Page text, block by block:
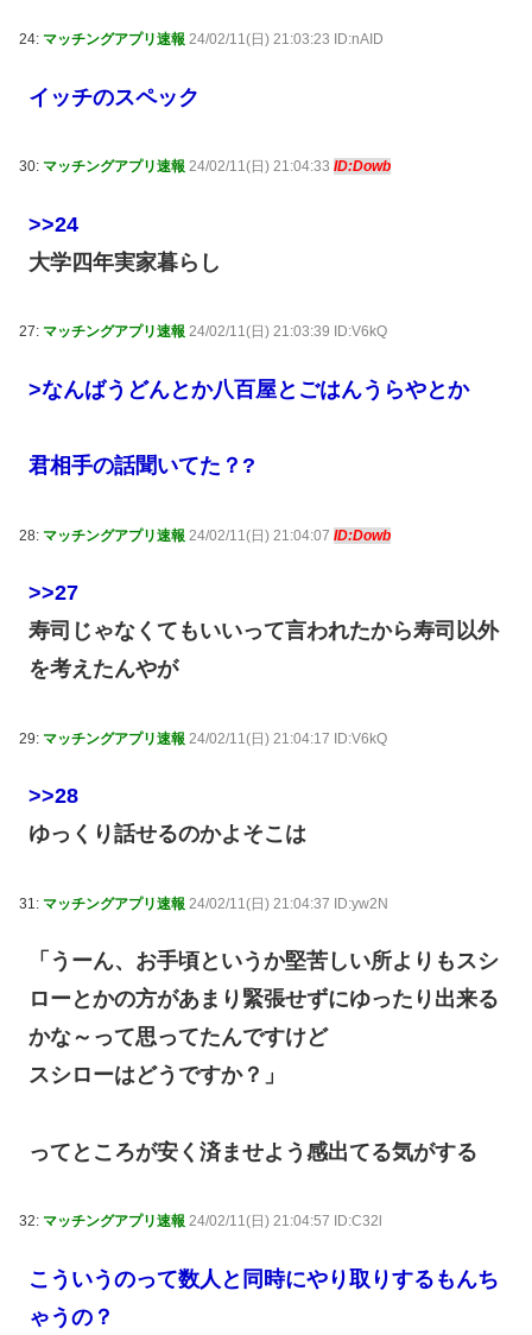
24: マッチングアプリ速報 24/02/11(日) 21:03:23 ID:nAID
イッチのスペック
30: マッチングアプリ速報 24/02/11(日) 21:04:33 ID:Dowb
>>24
大学四年実家暮らし
27: マッチングアプリ速報 24/02/11(日) 21:03:39 ID:V6kQ
>なんばうどんとか八百屋とごはんうらやとか
君相手の話聞いてた？?
28: マッチングアプリ速報 24/02/11(日) 21:04:07 ID:Dowb
>>27
寿司じゃなくてもいいって言われたから寿司以外
を考えたんやが
29: マッチングアプリ速報 24/02/11(日) 21:04:17 ID:V6kQ
>>28
ゆっくり話せるのかよそこは
31: マッチングアプリ速報 24/02/11(日) 21:04:37 ID:yw2N
「うーん、お手頃というか堅苦しい所よりもスシ
ローとかの方があまり緊張せずにゆったり出来る
かな～って思ってたんですけど
スシローはどうですか？」
ってところが安く済ませよう感出てる気がする
32: マッチングアプリ速報 24/02/11(日) 21:04:57 ID:C32l
こういうのって数人と同時にやり取りするもんち
ゃうの？